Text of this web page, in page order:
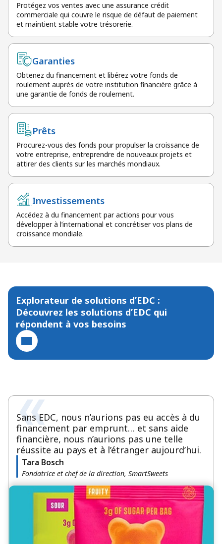
Protégez vos ventes avec une assurance crédit
commerciale qui couvre le risque de défaut de paiement
et maintient stable votre trésorerie.
Garanties
Obtenez du financement et libérez votre fonds de
roulement auprès de votre institution financière grâce à
une garantie de fonds de roulement.
Prêts
Procurez-vous des fonds pour propulser la croissance de
votre entreprise, entreprendre de nouveaux projets et
attirer des clients sur les marchés mondiaux.
Investissements
Accédez à du financement par actions pour vous
développer à l’international et concrétiser vos plans de
croissance mondiale.
Explorateur de solutions d’EDC :
Découvrez les solutions d’EDC qui
répondent à vos besoins
Sans EDC, nous n’aurions pas eu accès à du
financement par emprunt… et sans aide
financière, nous n’aurions pas une telle
réussite au pays et à l’étranger aujourd’hui.
Tara Bosch
Fondatrice et chef de la direction, SmartSweets